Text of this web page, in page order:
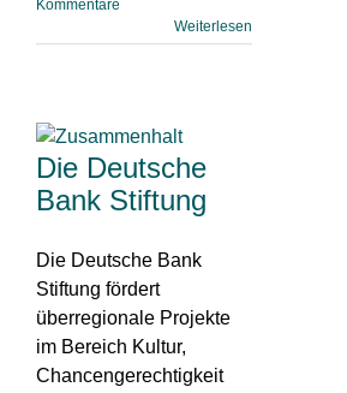
Kommentare
Weiterlesen
Die Deutsche
Bank Stiftung
Die Deutsche Bank
Stiftung fördert
überregionale Projekte
im Bereich Kultur,
Chancengerechtigkeit